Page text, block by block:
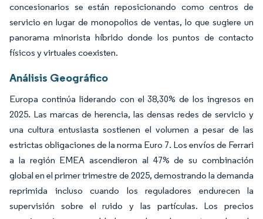
concesionarios se están reposicionando como centros de
servicio en lugar de monopolios de ventas, lo que sugiere un
panorama minorista híbrido donde los puntos de contacto
físicos y virtuales coexisten.
Análisis Geográfico
Europa continúa liderando con el 38,30% de los ingresos en
2025. Las marcas de herencia, las densas redes de servicio y
una cultura entusiasta sostienen el volumen a pesar de las
estrictas obligaciones de la norma Euro 7. Los envíos de Ferrari
a la región EMEA ascendieron al 47% de su combinación
global en el primer trimestre de 2025, demostrando la demanda
reprimida incluso cuando los reguladores endurecen la
supervisión sobre el ruido y las partículas. Los precios